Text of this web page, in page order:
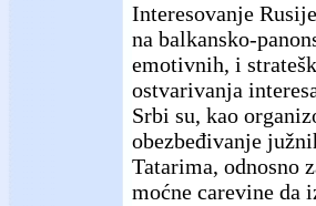
Interesovanje
na balkansko-
emotivnih, i
ostvarivanja
Srbi su, kao
obezbeđivanje
Tatarima, odnosno
moćne carevine da